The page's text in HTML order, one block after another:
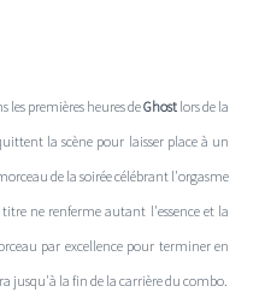
premières heures deGhost lors de la
la scène pour laisser place à un
de la soirée célébrant l'orgasme
ne renferme autant l'essence et la
par excellence pour terminer en
jusqu'à la fin de la carrière du combo.